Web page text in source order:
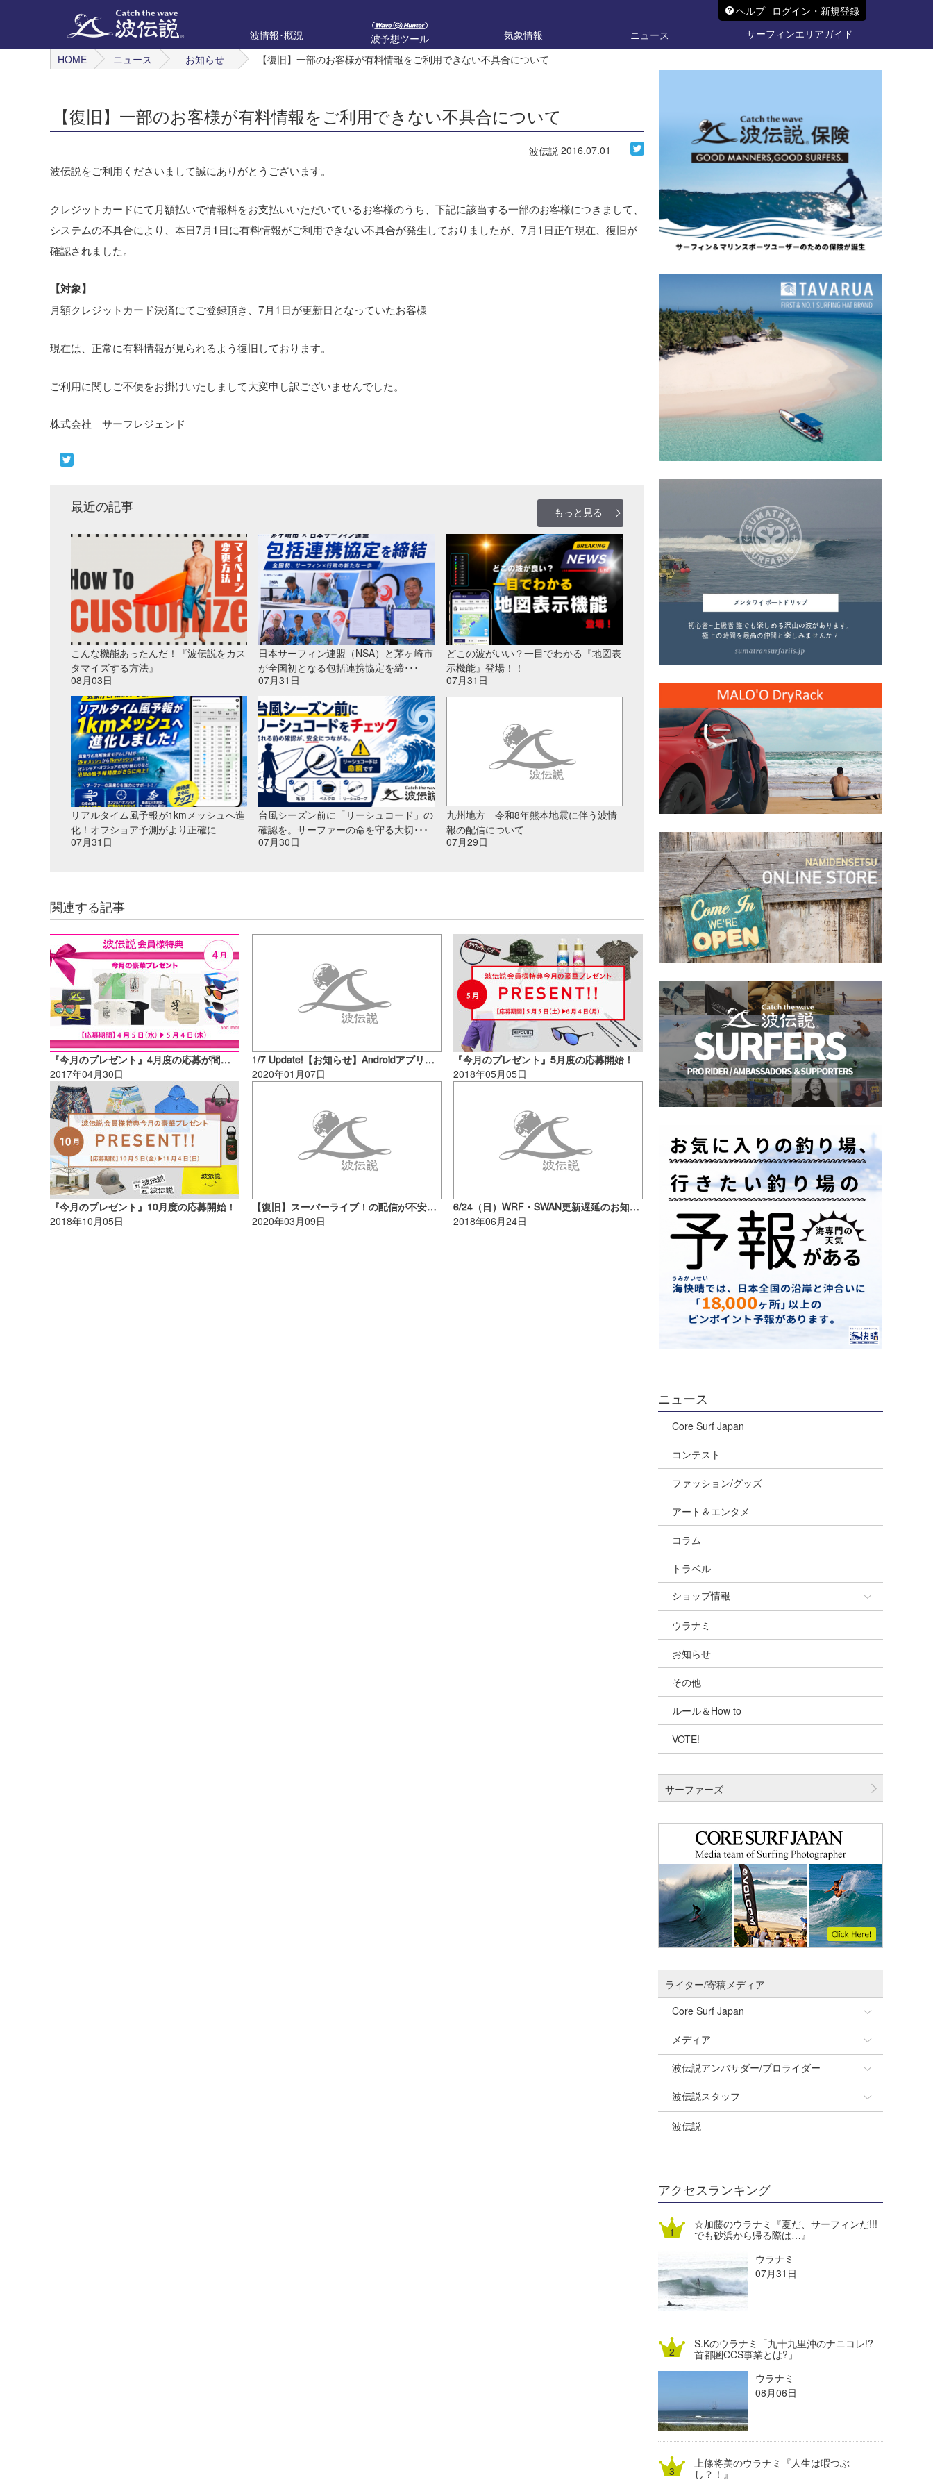
ヘルプ ログイン・新規登録
波情報･概況
波予想ツール 気象情報 ニュース
サーフィンエリアガイド
HOME
ニュース お知らせ 【復旧】一部のお客様が有料情報をご利用できない不具合について
【復旧】一部のお客様が有料情報をご利用できない不具合について
波伝説 2016.07.01
波伝説をご利用くださいまして誠にありがとうございます。
クレジットカードにて月額払いで情報料をお支払いいただいているお客様のうち、下記に該当する一部のお客様につきまして、
システムの不具合により、本日7月1日に有料情報がご利用できない不具合が発生しておりましたが、7月1日正午現在、復旧が
確認されました。
【対象】
月額クレジットカード決済にてご登録頂き、7月1日が更新日となっていたお客様
現在は、正常に有料情報が見られるよう復旧しております。
ご利用に関しご不便をお掛けいたしまして大変申し訳ございませんでした。
株式会社 サーフレジェンド
最近の記事 もっと見る
こんな機能あったんだ！『波伝説をカス
タマイズする方法』
08月03日
日本サーフィン連盟（NSA）と茅ヶ崎市
が全国初となる包括連携協定を締･･･
07月31日
どこの波がいい？一目でわかる『地図表
示機能』登場！！
07月31日
リアルタイム風予報が1kmメッシュへ進
化！オフショア予測がより正確に
07月31日
台風シーズン前に「リーシュコード」の
確認を。サーファーの命を守る大切･･･
07月30日
九州地方 令和8年熊本地震に伴う波情
報の配信について
07月29日
関連する記事
『今月のプレゼント』4月度の応募が間もなく終了です！
2017年04月30日
1/7 Update!【お知らせ】Androidアプリで一部ポイントの情報が更新されない事象とその解消方法について
2020年01月07日
『今月のプレゼント』5月度の応募開始！
2018年05月05日
『今月のプレゼント』10月度の応募開始！
2018年10月05日
【復旧】スーパーライブ！の配信が不安定になる事象
2020年03月09日
6/24（日）WRF・SWAN更新遅延のお知らせとお詫び
2018年06月24日
ニュース
Core Surf Japan
コンテスト
ファッション/グッズ
アート＆エンタメ
コラム
トラベル
ショップ情報
ショップ情報
湘南
千葉北
伊豆
千葉南
四国
沖縄
ウラナミ
お知らせ
その他
ルール＆How to
VOTE!
サーファーズ
ライター/寄稿メディア
Core Surf Japan
Naoya Kimoto
mitsuteru Kamio
Yasunari Inoue
Yoshiyuki Obata
DELTA FORCE SURF
熊谷素子
メディア
SURFMEDIA
Colors MAGAZINE
WAVAL
波伝説アンバサダー/プロライダー
福島寿実子
中浦“JET”章
進士剛光
植村未来
NOBUFUKU
大野”MAR”修聖
喜納海人
波伝説スタッフ
☆加藤
Aichan
ECE
G◎Da
H
KID
KOBU
MIN
mitz
OYZ
波伝説
アクセスランキング
☆加藤のウラナミ『夏だ、サーフィンだ!!!
でも砂浜から帰る際は…』
ウラナミ
07月31日
S.Kのウラナミ「九十九里沖のナニコレ!?
首都圏CCS事業とは?」
ウラナミ
08月06日
上條将美のウラナミ『人生は暇つぶ
し？！』